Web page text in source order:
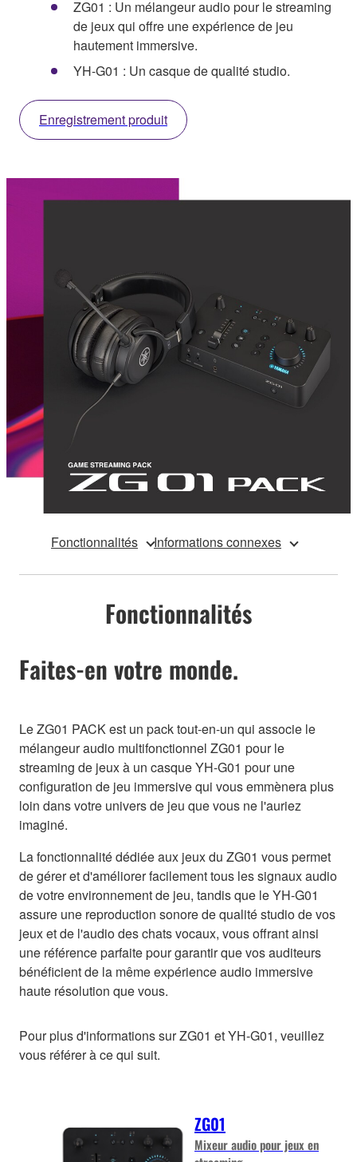
ZG01 : Un mélangeur audio pour le streaming
de jeux qui offre une expérience de jeu
hautement immersive.
YH-G01 : Un casque de qualité studio.
Enregistrement produit
Fonctionnalités Informations connexes
Fonctionnalités
Faites-en votre monde.
Le ZG01 PACK est un pack tout-en-un qui associe le
mélangeur audio multifonctionnel ZG01 pour le
streaming de jeux à un casque YH-G01 pour une
configuration de jeu immersive qui vous emmènera plus
loin dans votre univers de jeu que vous ne l'auriez
imaginé.
La fonctionnalité dédiée aux jeux du ZG01 vous permet
de gérer et d'améliorer facilement tous les signaux audio
de votre environnement de jeu, tandis que le YH-G01
assure une reproduction sonore de qualité studio de vos
jeux et de l'audio des chats vocaux, vous offrant ainsi
une référence parfaite pour garantir que vos auditeurs
bénéficient de la même expérience audio immersive
haute résolution que vous.
Pour plus d'informations sur ZG01 et YH-G01, veuillez
vous référer à ce qui suit.
ZG01
Mixeur audio pour jeux en